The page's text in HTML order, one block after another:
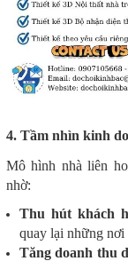
4. Tầm nhìn kinh
Mô hình nhà liên
nhờ:
Thu hút khách
quay lại những nơi
Tăng doanh thu